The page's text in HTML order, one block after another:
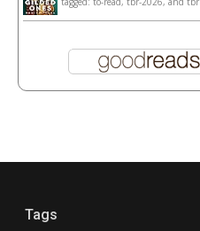
Tags